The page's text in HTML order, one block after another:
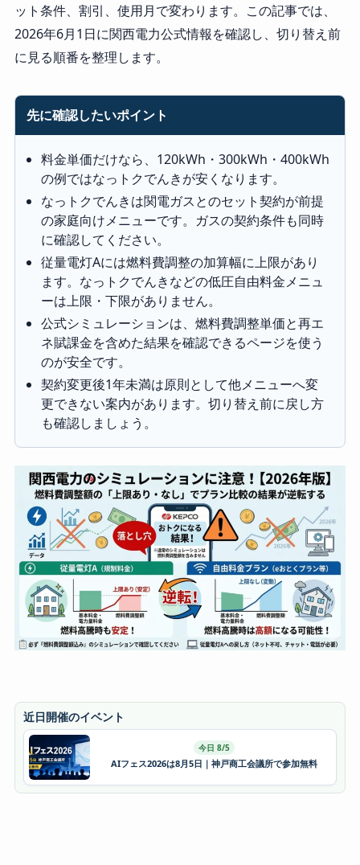
ット条件、割引、使用月で変わります。この記事では、
2026年6月1日に関西電力公式情報を確認し、切り替え前
に見る順番を整理します。
先に確認したいポイント
料金単価だけなら、120kWh・300kWh・400kWh
の例ではなっトクでんきが安くなります。
なっトクでんきは関電ガスとのセット契約が前提
の家庭向けメニューです。ガスの契約条件も同時
に確認してください。
従量電灯Aには燃料費調整の加算幅に上限があり
ます。なっトクでんきなどの低圧自由料金メニュ
ーは上限・下限がありません。
公式シミュレーションは、燃料費調整単価と再エ
ネ賦課金を含めた結果を確認できるページを使う
のが安全です。
契約変更後1年未満は原則として他メニューへ変
更できない案内があります。切り替え前に戻し方
も確認しましょう。
近日開催のイベント
今日 8/5
AIフェス2026は8月5日｜神戸商工会議所で参加無料